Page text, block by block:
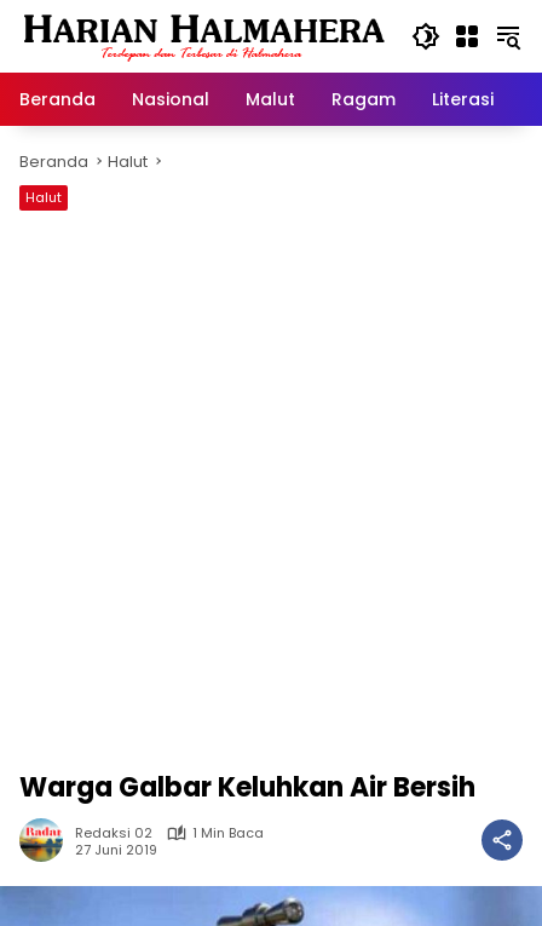
Langsung
Beranda
Nasional Malut Ragam Literasi
Beranda Halut
Halut
Warga Galbar Keluhkan Air Bersih
Redaksi 02
1 Min Baca
27 Juni 2019